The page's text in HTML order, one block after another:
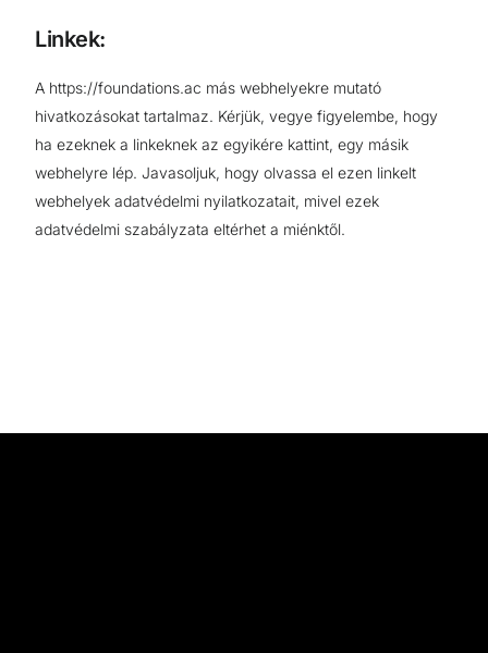
Linkek:
A https://foundations.ac más webhelyekre mutató
hivatkozásokat tartalmaz. Kérjük, vegye figyelembe, hogy
ha ezeknek a linkeknek az egyikére kattint, egy másik
webhelyre lép. Javasoljuk, hogy olvassa el ezen linkelt
webhelyek adatvédelmi nyilatkozatait, mivel ezek
adatvédelmi szabályzata eltérhet a miénktől.